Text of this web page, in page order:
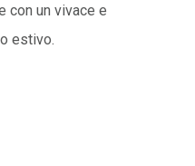
con un vivace e
estivo.